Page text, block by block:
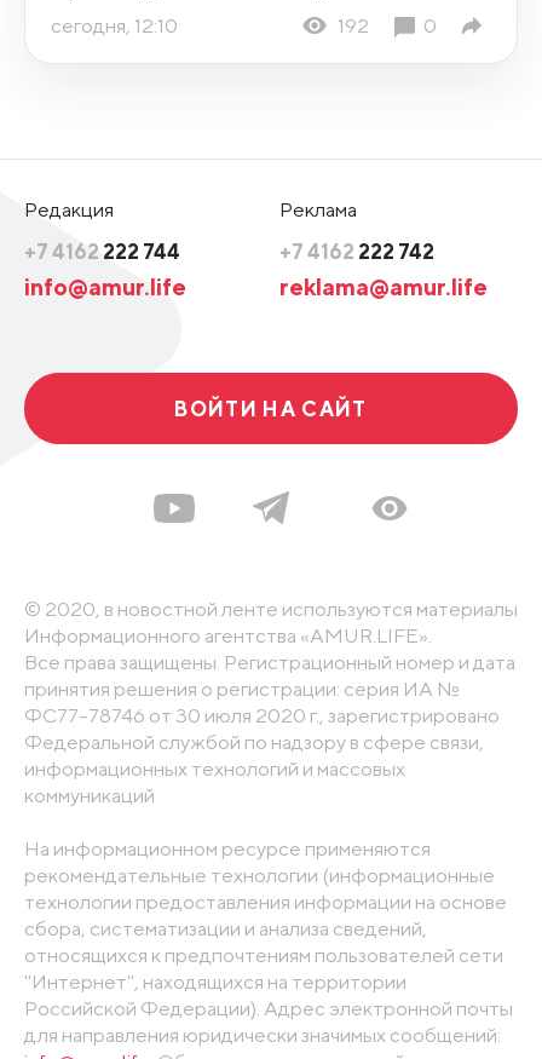
сегодня, 12:10 192 0
Редакция
+7 4162 222 744
info@amur.life
Реклама
+7 4162 222 742
reklama@amur.life
ВОЙТИ НА САЙТ
© 2020, в новостной ленте используются материалы
Информационного агентства «AMUR.LIFE».
Все права защищены. Регистрационный номер и дата
принятия решения о регистрации: серия ИА №
ФС77-78746 от 30 июля 2020 г., зарегистрировано
Федеральной службой по надзору в сфере связи,
информационных технологий и массовых
коммуникаций
На информационном ресурсе применяются
рекомендательные технологии (информационные
технологии предоставления информации на основе
сбора, систематизации и анализа сведений,
относящихся к предпочтениям пользователей сети
"Интернет", находящихся на территории
Российской Федерации). Адрес электронной почты
для направления юридически значимых сообщений: